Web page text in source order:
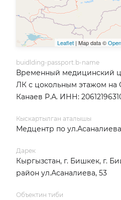
Leaflet | Map data ©
buidlding-passport.b-name
Временный медицинский
ЛК с цокольным этажом на
Канаев Р.А. ИНН:
Кыскартылган аталышы
Медцентр по
Дарек
Кыргызстан, г. Бишкек, г.
район ул.Асаналиева, 53
Объектин тиби